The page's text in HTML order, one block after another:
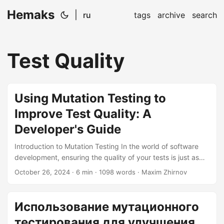
Hemaks ru tags archive search
Test Quality
Using Mutation Testing to
Improve Test Quality: A
Developer's Guide
Introduction to Mutation Testing In the world of software
development, ensuring the quality of your tests is just as
crucial as writing high-quality code. One powerful
introducing small changes, or “mutations,” into your code to
see if your tests can detect them. In this article, we’ll delve
October 26, 2024 · 6 min · 1098 words · Maxim Zhirnov
Использование мутационного